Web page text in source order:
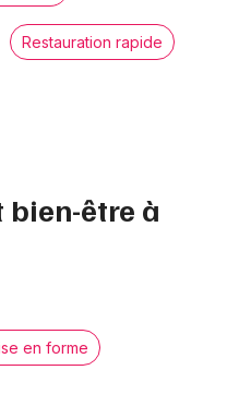
Restauration rapide
bien-être à
en forme